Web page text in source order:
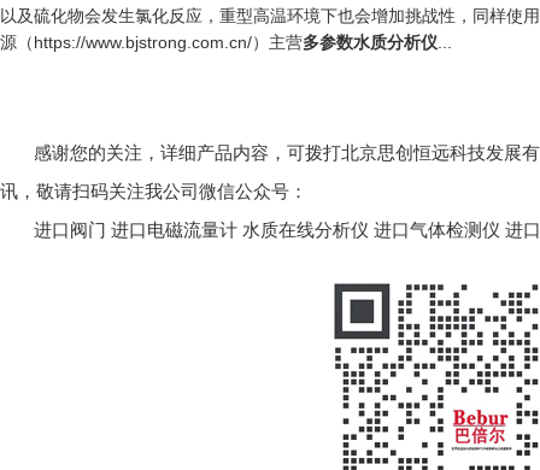
以及硫化物会发生氯化反应，重型高温环境下也会增加挑战性，同样使
源（https://www.bjstrong.com.cn/）主营多参数水质分析仪
感谢您的关注，详细产品内容，可拨打北京思创恒远科技发展
讯，敬请扫码关注我公司微信公众号：
进口阀门 进口电磁流量计 水质在线分析仪 进口气体检测仪 进